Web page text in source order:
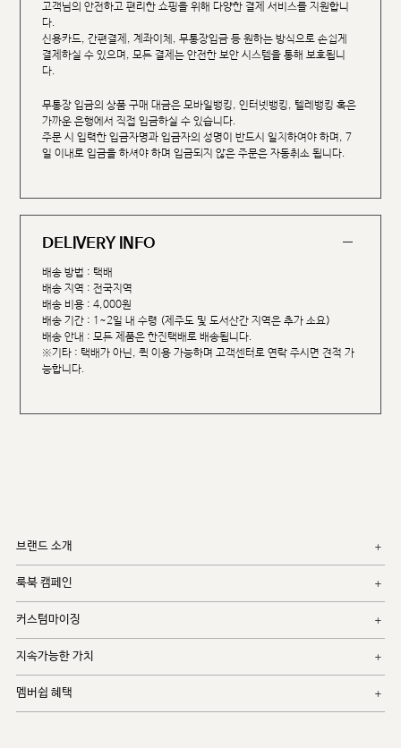
고객님의 안전하고 편리한 쇼핑을 위해 다양한 결제 서비스를 지원합니
다.
신용카드, 간편결제, 계좌이체, 무통장입금 등 원하는 방식으로 손쉽게
결제하실 수 있으며, 모든 결제는 안전한 보안 시스템을 통해 보호됩니
다.
무통장 입금의 상품 구매 대금은 모바일뱅킹, 인터넷뱅킹, 텔레뱅킹 혹은
가까운 은행에서 직접 입금하실 수 있습니다.
주문 시 입력한 입금자명과 입금자의 성명이 반드시 일치하여야 하며, 7
일 이내로 입금을 하셔야 하며 입금되지 않은 주문은 자동취소 됩니다.
DELIVERY INFO
배송 방법 : 택배
배송 지역 : 전국지역
배송 비용 : 4,000원
배송 기간 : 1~2일 내 수령 (제주도 및 도서산간 지역은 추가 소요)
배송 안내 : 모든 제품은 한진택배로 배송됩니다.
※기타 : 택배가 아닌, 퀵 이용 가능하며 고객센터로 연락 주시면 견적 가
능합니다.
브랜드 소개
룩북 캠페인
커스텀마이징
지속가능한 가치
멤버쉽 혜택